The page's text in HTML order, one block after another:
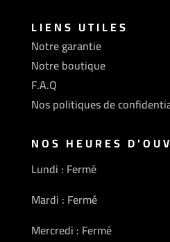
LIENS UTILES
Notre garantie
Notre boutique
F.A.Q
Nos politiques de
NOS HEURES
Lundi : Fermé
Mardi : Fermé
Mercredi : Fermé